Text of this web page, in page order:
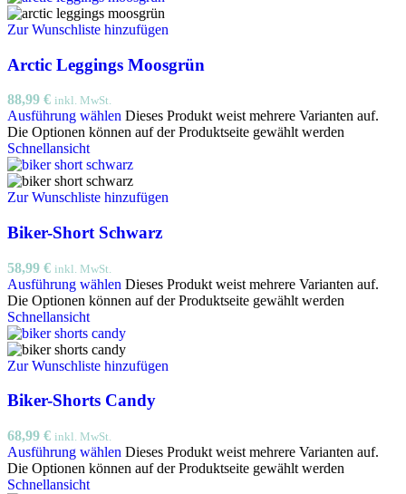
Zur Wunschliste hinzufügen
Arctic Leggings Moosgrün
88,99 € inkl. MwSt.
Ausführung wählen Dieses Produkt weist mehrere Varianten auf.
Die Optionen können auf der Produktseite gewählt werden
Schnellansicht
Zur Wunschliste hinzufügen
Biker-Short Schwarz
58,99 € inkl. MwSt.
Ausführung wählen Dieses Produkt weist mehrere Varianten auf.
Die Optionen können auf der Produktseite gewählt werden
Schnellansicht
Zur Wunschliste hinzufügen
Biker-Shorts Candy
68,99 € inkl. MwSt.
Ausführung wählen Dieses Produkt weist mehrere Varianten auf.
Die Optionen können auf der Produktseite gewählt werden
Schnellansicht